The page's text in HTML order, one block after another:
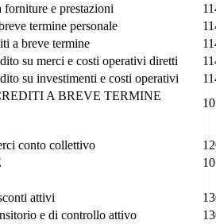
forniture e prestazioni
termine personale
a breve termine
su merci e costi operativi diretti
su investimenti e costi operativi
A BREVE TERMINE
10
conto collettivo
10
attivi
e di controllo attivo